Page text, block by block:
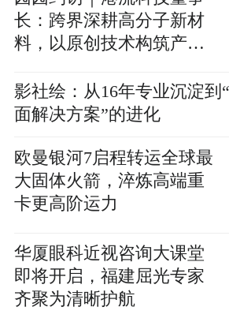
长：跨界深耕高分子新材
料，以原创技术构筑产业
影社绘：从16年专业沉淀到
面解决方案”的进化
欧曼银河7启程转运全球最
大固体火箭，淬炼高端重
卡更高阶运力
华厦眼科近视咨询大课堂
即将开启，福建屈光专家
齐聚为清晰护航